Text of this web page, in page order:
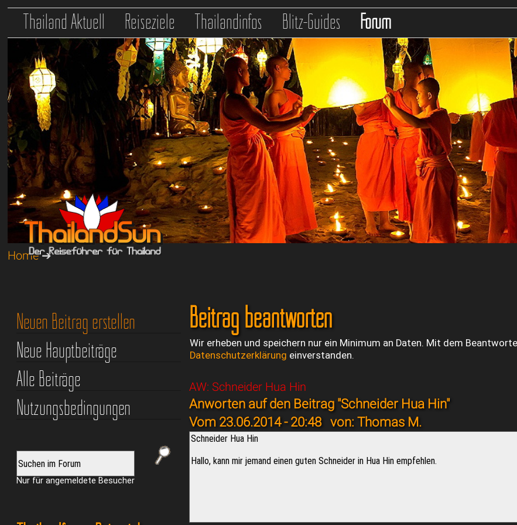
Thailand Aktuell Reiseziele Thailandinfos Blitz-Guides Forum
Home➔
Beitrag beantworten
Wir erheben und speichern nur ein Minimum an Daten. Mit dem
Datenschutzerklärung einverstanden.
AW: Schneider Hua Hin
Anworten auf den Beitrag "Schneider Hua Hin"
Vom 23.06.2014 - 20:48von: Thomas M.
Neuen Beitrag erstellen
Neue Hauptbeiträge
Alle Beiträge
Nutzungsbedingungen
Nur für angemeldete Besucher